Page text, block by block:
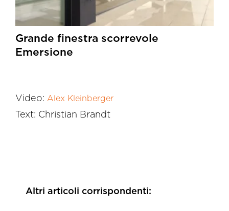
Grande finestra scorrevole
Emersione
Video: Alex Kleinberger
Text: Christian Brandt
Altri articoli corrispondenti: